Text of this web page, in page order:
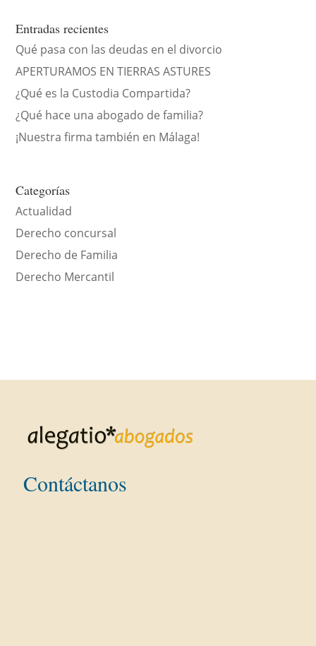
Entradas recientes
Qué pasa con las deudas en el divorcio
APERTURAMOS EN TIERRAS ASTURES
¿Qué es la Custodia Compartida?
¿Qué hace una abogado de familia?
¡Nuestra firma también en Málaga!
Categorías
Actualidad
Derecho concursal
Derecho de Familia
Derecho Mercantil
Contáctanos